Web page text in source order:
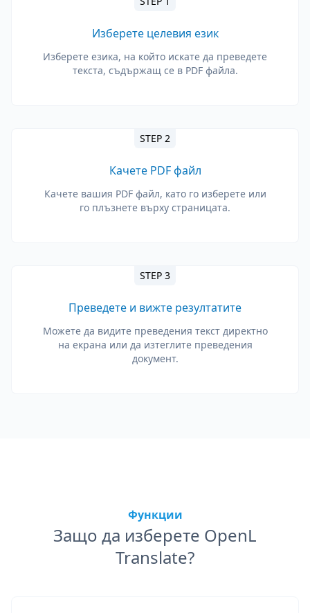
Изберете целевия език
Изберете езика, на който искате да преведете
текста, съдържащ се в PDF файла.
STEP 2
Качете PDF файл
Качете вашия PDF файл, като го изберете или
го плъзнете върху страницата.
STEP 3
Преведете и вижте резултатите
Можете да видите преведения текст директно
на екрана или да изтеглите преведения
документ.
Функции
Защо да изберете OpenL
Translate?